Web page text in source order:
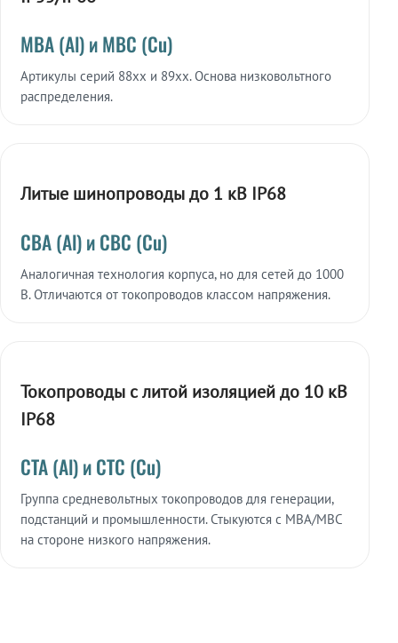
МВА (Al) и МВС (Cu)
Артикулы серий 88xx и 89xx. Основа низковольтного
распределения.
Литые шинопроводы до 1 кВ IP68
СВА (Al) и СВС (Cu)
Аналогичная технология корпуса, но для сетей до 1000
В. Отличаются от токопроводов классом напряжения.
Токопроводы с литой изоляцией до 10 кВ
IP68
СТА (Al) и СТС (Cu)
Группа средневольтных токопроводов для генерации,
подстанций и промышленности. Стыкуются с МВА/МВС
на стороне низкого напряжения.